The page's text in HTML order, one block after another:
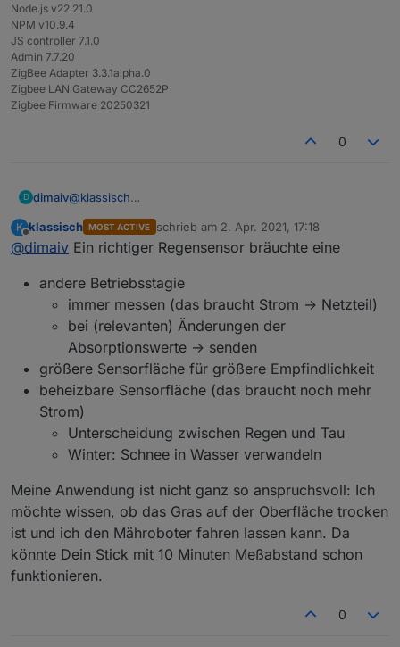
Node.js v22.21.0
NPM v10.9.4
JS controller 7.1.0
Admin 7.7.20
ZigBee Adapter 3.3.1alpha.0
Zigbee LAN Gateway CC2652P
Zigbee Firmware 20250321
0
D dimaiv@klassisch
Abfrageintervall kann ich theoretisch ändern, aber ob
es 10 Minuten für Regenmelder ok sind.... Und wenn
hält.
Beim Regenerkennung für mich wäre im Idealfall
sofortige Meldung.
K
Offline
klassisch MOST ACTIVE schrieb am 2. Apr. 2021, 17:18
zuletzt editiert von
@dimaiv Ein richtiger Regensensor bräuchte eine
andere Betriebsstagie
immer messen (das braucht Strom -> Netzteil)
bei (relevanten) Änderungen der
Absorptionswerte -> senden
größere Sensorfläche für größere Empfindlichkeit
beheizbare Sensorfläche (das braucht noch mehr
Strom)
Unterscheidung zwischen Regen und Tau
Winter: Schnee in Wasser verwandeln
Meine Anwendung ist nicht ganz so anspruchsvoll: Ich
möchte wissen, ob das Gras auf der Oberfläche trocken
ist und ich den Mähroboter fahren lassen kann. Da
könnte Dein Stick mit 10 Minuten Meßabstand schon
funktionieren.
0